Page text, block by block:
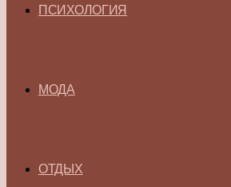
ПСИХОЛОГИЯ
МОДА
ОТДЫХ